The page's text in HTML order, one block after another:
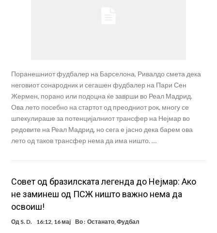
Поранешниот фудбалер на Барселона, Ривалдо смета дека
неговиот сонародник и сегашен фудбалер на Пари Сен
Жермен, порано или подоцна ќе заврши во Реал Мадрид.
Ова лето посебно на стартот од преодниот рок, многу се
шпекулираше за потенцијалниот трансфер на Нејмар во
редовите на Реал Мадрид, но сега е јасно дека барем ова
лето од таков трансфер нема да има ништо. …
Совет од бразилската легенда до Нејмар: Ако
не заминеш од ПСЖ ништо важно нема да
освоиш!
Од S. D. 16:12, 16 мај Во : Останато,Фудбал